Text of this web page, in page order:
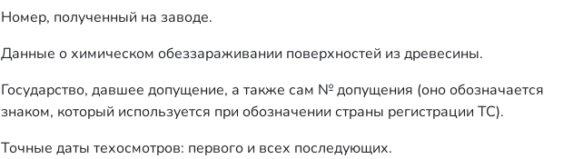
Номер, полученный на заводе.
Данные о химическом обеззараживании поверхностей из древесины.
Государство, давшее допущение, а также сам № допущения (оно обозначается
знаком, который используется при обозначении страны регистрации ТС).
Точные даты техосмотров: первого и всех последующих.